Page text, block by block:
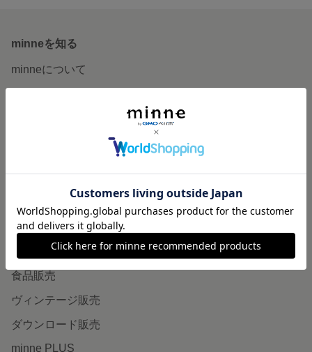
minneを知る
minneについて
作品販売について
minneで売りたい
食品販売
ヴィンテージ販売
ダウンロード販売
minne PLUS